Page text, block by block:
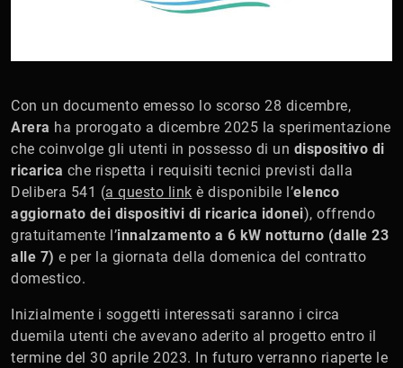
Con un documento emesso lo scorso 28 dicembre,
Arera ha prorogato a dicembre 2025 la sperimentazione
che coinvolge gli utenti in possesso di un dispositivo di
ricarica che rispetta i requisiti tecnici previsti dalla
Delibera 541 (a questo link è disponibile l’elenco
aggiornato dei dispositivi di ricarica idonei), offrendo
gratuitamente l’innalzamento a 6 kW notturno (dalle 23
alle 7) e per la giornata della domenica del contratto
domestico.
Inizialmente i soggetti interessati saranno i circa
duemila utenti che avevano aderito al progetto entro il
termine del 30 aprile 2023. In futuro verranno riaperte le